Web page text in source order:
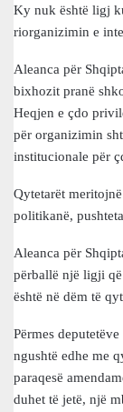
Ky nuk është ligj
riorganizimin e
Aleanca për
bixhozit pranë
Heqjen e çdo
për organizimin
institucionale për
Qytetarët
politikanë,
Aleanca për
përballë një ligji që
është në dëm të
Përmes
ngushtë edhe me
paraqesë
duhet të jetë, një